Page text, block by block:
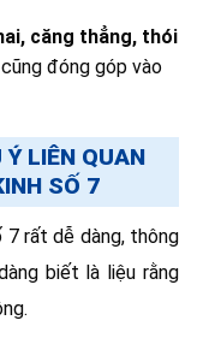
căng thẳng, thói
đóng góp vào
Ý LIÊN QUAN
SỐ 7
7 rất dễ dàng, thông
biết là liệu rằng